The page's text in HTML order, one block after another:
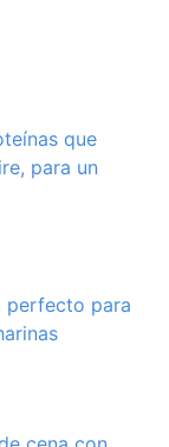
que
para un
perfecto para